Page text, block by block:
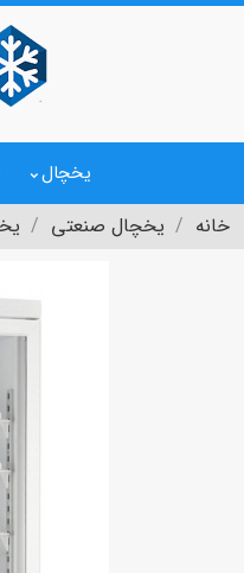
یخچال
خانه یخچال صنعتی